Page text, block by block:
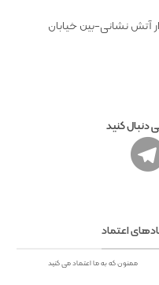
آتش نشانی-بین خیابان
دنبال کنید
اعتماد
ممنون که به ما اعتماد می کنید